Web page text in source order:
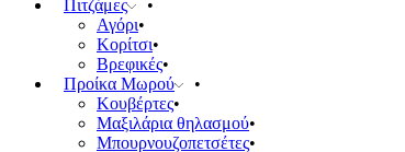
Πιτζάμες
Αγόρι
Κορίτσι
Βρεφικές
Προίκα Μωρού
Κουβέρτες
Μαξιλάρια θηλασμού
Μπουρνουζοπετσέτες